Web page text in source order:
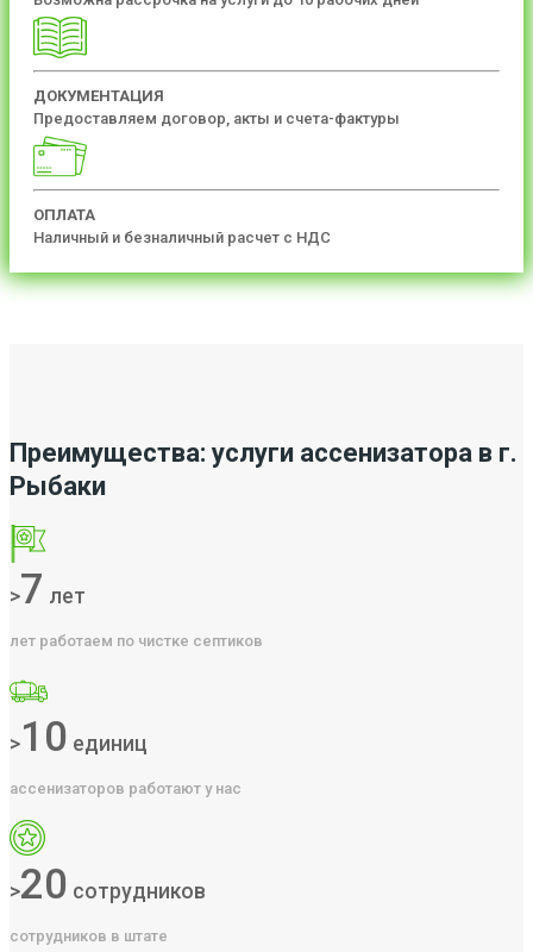
ДОКУМЕНТАЦИЯ
Предоставляем договор, акты и счета-фактуры
ОПЛАТА
Наличный и безналичный расчет с НДС
Преимущества: услуги ассенизатора в г.
Рыбаки
>7 лет
лет работаем по чистке септиков
>10 единиц
ассенизаторов работают у нас
>20 сотрудников
сотрудников в штате